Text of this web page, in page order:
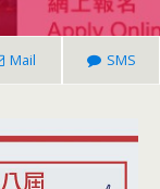
Mail SMS